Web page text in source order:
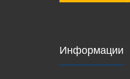
Информации